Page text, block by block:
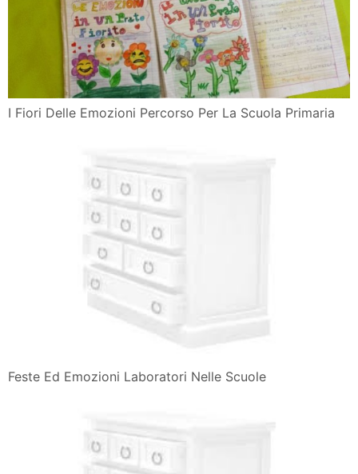
I Fiori Delle Emozioni Percorso Per La Scuola Primaria
Feste Ed Emozioni Laboratori Nelle Scuole